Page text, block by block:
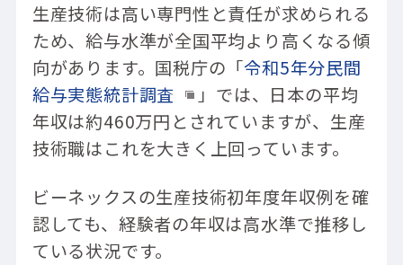
生産技術は高い専門性と責任が求められる
ため、給与水準が全国平均より高くなる傾
向があります。国税庁の「令和5年分民間
給与実態統計調査
」では、日本の平均
年収は約460万円とされていますが、生産
技術職はこれを大きく上回っています。
ビーネックスの生産技術初年度年収例を確
認しても、経験者の年収は高水準で推移し
ている状況です。